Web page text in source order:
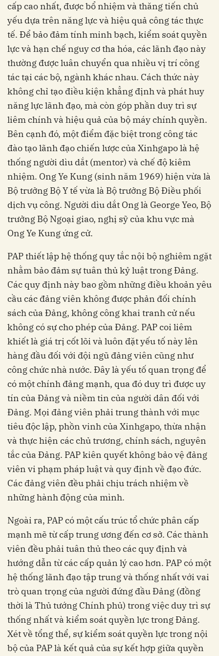
cấp cao nhất, được bổ nhiệm và thăng tiến chủ
yếu dựa trên năng lực và hiệu quả công tác thực
tế. Để bảo đảm tính minh bạch, kiểm soát quyền
lực và hạn chế nguy cơ tha hóa, các lãnh đạo này
thường được luân chuyển qua nhiều vị trí công
tác tại các bộ, ngành khác nhau. Cách thức này
không chỉ tạo điều kiện khẳng định và phát huy
năng lực lãnh đạo, mà còn góp phần duy trì sự
liêm chính và hiệu quả của bộ máy chính quyền.
Bên cạnh đó, một điểm đặc biệt trong công tác
đào tạo lãnh đạo chiến lược của Xinhgapo là hệ
thống người dìu dắt (mentor) và chế độ kiêm
nhiệm. Ong Ye Kung (sinh năm 1969) hiện vừa là
Bộ trưởng Bộ Y tế vừa là Bộ trưởng Bộ Điều phối
dịch vụ công. Người dìu dắt Ong là George Yeo, Bộ
trưởng Bộ Ngoại giao, nghị sỹ của khu vực mà
Ong Ye Kung ứng cử.
PAP thiết lập hệ thống quy tắc nội bộ nghiêm ngặt
nhằm bảo đảm sự tuân thủ kỷ luật trong Đảng.
Các quy định này bao gồm những điều khoản yêu
cầu các đảng viên không được phản đối chính
sách của Đảng, không công khai tranh cử nếu
không có sự cho phép của Đảng. PAP coi liêm
khiết là giá trị cốt lõi và luôn đặt yếu tố này lên
hàng đầu đối với đội ngũ đảng viên cũng như
công chức nhà nước. Đây là yếu tố quan trọng để
có một chính đảng mạnh, qua đó duy trì được uy
tín của Đảng và niềm tin của người dân đối với
Đảng. Mọi đảng viên phải trung thành với mục
tiêu độc lập, phồn vinh của Xinhgapo, thừa nhận
và thực hiện các chủ trương, chính sách, nguyên
tắc của Đảng. PAP kiên quyết không bảo vệ đảng
viên vi phạm pháp luật và quy định về đạo đức.
Các đảng viên đều phải chịu trách nhiệm về
những hành động của mình.
Ngoài ra, PAP có một cấu trúc tổ chức phân cấp
mạnh mẽ từ cấp trung ương đến cơ sở. Các thành
viên đều phải tuân thủ theo các quy định và
hướng dẫn từ các cấp quản lý cao hơn. PAP có một
hệ thống lãnh đạo tập trung và thống nhất với vai
trò quan trọng của người đứng đầu Đảng (đồng
thời là Thủ tướng Chính phủ) trong việc duy trì sự
thống nhất và kiểm soát quyền lực trong Đảng.
Xét về tổng thể, sự kiểm soát quyền lực trong nội
bộ của PAP là kết quả của sự kết hợp giữa quyền